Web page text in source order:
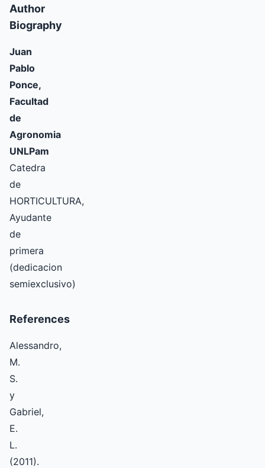
Author
Biography
Juan
Pablo
Ponce,
Facultad
de
Agronomia
UNLPam
Catedra
de
HORTICULTURA,
Ayudante
de
primera
(dedicacion
semiexclusivo)
References
Alessandro,
M.
S.
y
Gabriel,
E.
L.
(2011).